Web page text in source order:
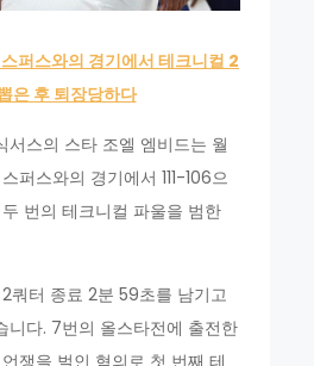
퍼스와의 경기에서 테크니컬 2
은 후 퇴장당하다
서스의 스타 조엘 엠비드는 월
퍼스와의 경기에서 111-106으
번의 테크니컬 파울을 범한
쿼터 종료 2분 59초를 남기고
니다. 7번의 올스타전에 출전한
쟁을 벌인 혐의로 첫 번째 테